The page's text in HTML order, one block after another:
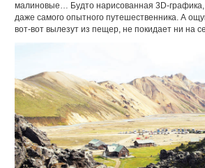
малиновые… Будто нарисованная 3D-
даже самого опытного путешественника. А
вот-вот вылезут из пещер, не покидает ни на